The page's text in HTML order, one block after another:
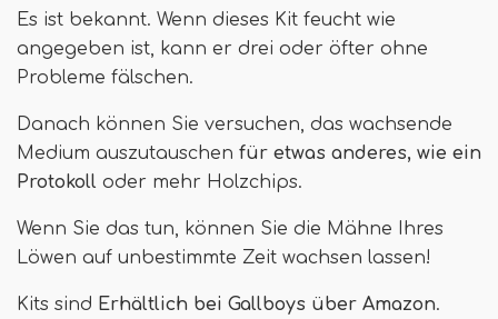
Es ist bekannt. Wenn dieses Kit feucht wie
angegeben ist, kann er drei oder öfter ohne
Probleme fälschen.
Danach können Sie versuchen, das wachsende
Medium auszutauschen für etwas anderes, wie ein
Protokoll oder mehr Holzchips.
Wenn Sie das tun, können Sie die Mähne Ihres
Löwen auf unbestimmte Zeit wachsen lassen!
Kits sind Erhältlich bei Gallboys über Amazon.